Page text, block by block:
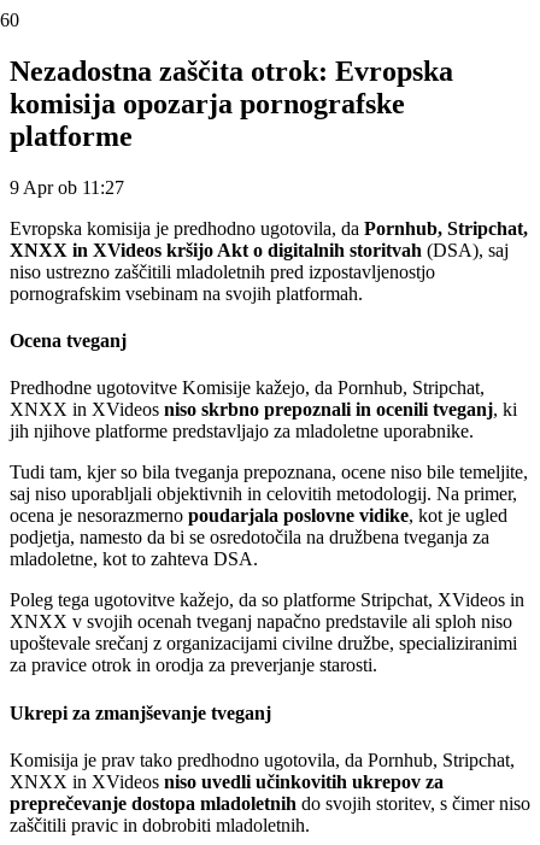
Nezadostna zaščita otrok: Evropska
komisija opozarja pornografske
platforme
9 Apr ob 11:27
Evropska komisija je predhodno ugotovila, da Pornhub, Stripchat,
XNXX in XVideos kršijo Akt o digitalnih storitvah (DSA), saj
niso ustrezno zaščitili mladoletnih pred izpostavljenostjo
pornografskim vsebinam na svojih platformah.
Ocena tveganj
Predhodne ugotovitve Komisije kažejo, da Pornhub, Stripchat,
XNXX in XVideos niso skrbno prepoznali in ocenili tveganj, ki
jih njihove platforme predstavljajo za mladoletne uporabnike.
Tudi tam, kjer so bila tveganja prepoznana, ocene niso bile temeljite,
saj niso uporabljali objektivnih in celovitih metodologij. Na primer,
ocena je nesorazmerno poudarjala poslovne vidike, kot je ugled
podjetja, namesto da bi se osredotočila na družbena tveganja za
mladoletne, kot to zahteva DSA.
Poleg tega ugotovitve kažejo, da so platforme Stripchat, XVideos in
XNXX v svojih ocenah tveganj napačno predstavile ali sploh niso
upoštevale srečanj z organizacijami civilne družbe, specializiranimi
za pravice otrok in orodja za preverjanje starosti.
Ukrepi za zmanjševanje tveganj
Komisija je prav tako predhodno ugotovila, da Pornhub, Stripchat,
XNXX in XVideos niso uvedli učinkovitih ukrepov za
preprečevanje dostopa mladoletnih do svojih storitev, s čimer niso
zaščitili pravic in dobrobiti mladoletnih.